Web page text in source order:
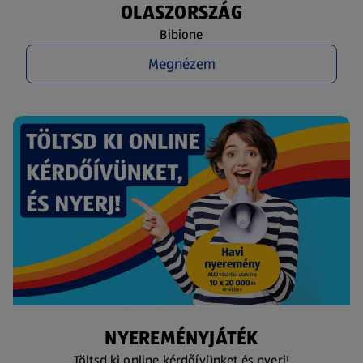
OLASZORSZÁG
Bibione
Megnézem
NYEREMÉNYJÁTÉK